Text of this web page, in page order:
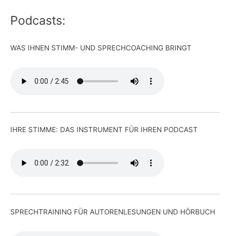
Podcasts:
WAS IHNEN STIMM- UND SPRECHCOACHING BRINGT
IHRE STIMME: DAS INSTRUMENT FÜR IHREN PODCAST
SPRECHTRAINING FÜR AUTORENLESUNGEN UND HÖRBUCH